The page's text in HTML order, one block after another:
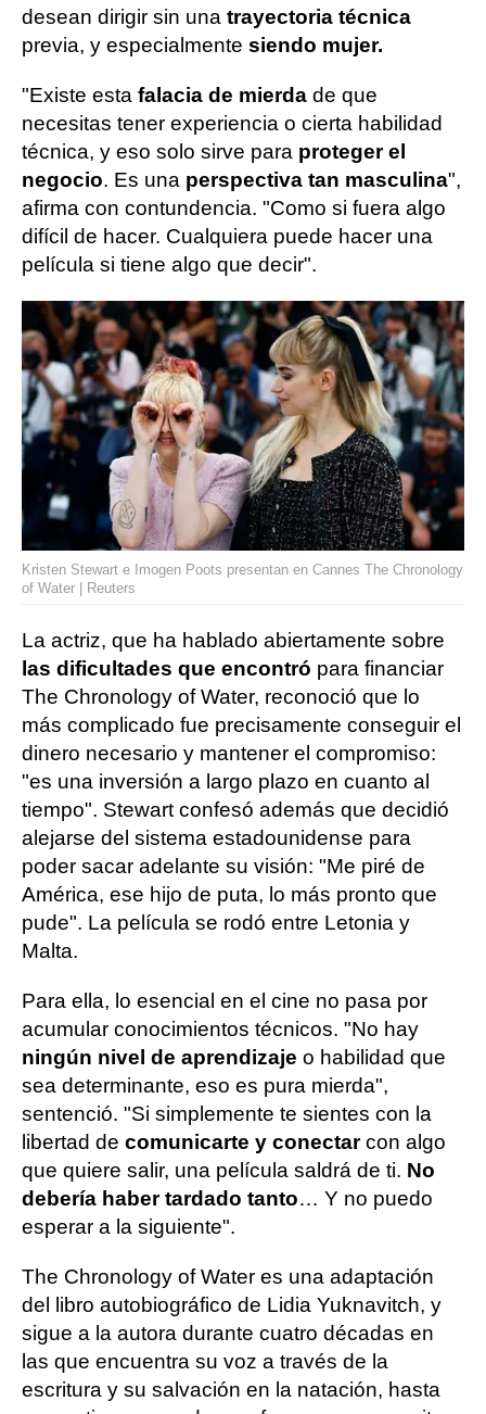
desean dirigir sin una trayectoria técnica
previa, y especialmente siendo mujer.
"Existe esta falacia de mierda de que
necesitas tener experiencia o cierta habilidad
técnica, y eso solo sirve para proteger el
negocio. Es una perspectiva tan masculina",
afirma con contundencia. "Como si fuera algo
difícil de hacer. Cualquiera puede hacer una
película si tiene algo que decir".
Kristen Stewart e Imogen Poots presentan en Cannes The Chronology
of Water | Reuters
La actriz, que ha hablado abiertamente sobre
las dificultades que encontró para financiar
The Chronology of Water, reconoció que lo
más complicado fue precisamente conseguir el
dinero necesario y mantener el compromiso:
"es una inversión a largo plazo en cuanto al
tiempo". Stewart confesó además que decidió
alejarse del sistema estadounidense para
poder sacar adelante su visión: "Me piré de
América, ese hijo de puta, lo más pronto que
pude". La película se rodó entre Letonia y
Malta.
Para ella, lo esencial en el cine no pasa por
acumular conocimientos técnicos. "No hay
ningún nivel de aprendizaje o habilidad que
sea determinante, eso es pura mierda",
sentenció. "Si simplemente te sientes con la
libertad de comunicarte y conectarcon algo
que quiere salir, una película saldrá de ti. No
debería haber tardado tanto… Y no puedo
esperar a la siguiente".
The Chronology of Water es una adaptación
del libro autobiográfico de Lidia Yuknavitch, y
sigue a la autora durante cuatro décadas en
las que encuentra su voz a través de la
escritura y su salvación en la natación, hasta